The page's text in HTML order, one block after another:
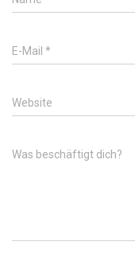
E-Mail *
Website
Was beschäftigt dich?